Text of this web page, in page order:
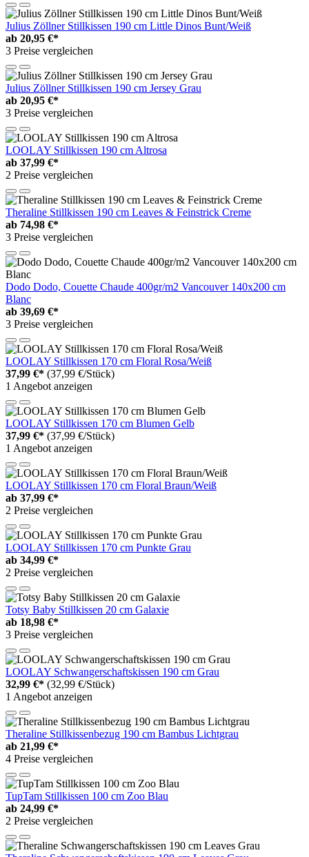
Julius Zöllner Stillkissen 190 cm Little Dinos Bunt/Weiß
ab 20,95 €*
3 Preise vergleichen
Julius Zöllner Stillkissen 190 cm Jersey Grau
ab 20,95 €*
3 Preise vergleichen
LOOLAY Stillkissen 190 cm Altrosa
ab 37,99 €*
2 Preise vergleichen
Theraline Stillkissen 190 cm Leaves & Feinstrick Creme
ab 74,98 €*
3 Preise vergleichen
Dodo Dodo, Couette Chaude 400gr/m2 Vancouver 140x200 cm
Blanc
ab 39,69 €*
3 Preise vergleichen
LOOLAY Stillkissen 170 cm Floral Rosa/Weiß
37,99 €* (37,99 €/Stück)
1 Angebot anzeigen
LOOLAY Stillkissen 170 cm Blumen Gelb
37,99 €* (37,99 €/Stück)
1 Angebot anzeigen
LOOLAY Stillkissen 170 cm Floral Braun/Weiß
ab 37,99 €*
2 Preise vergleichen
LOOLAY Stillkissen 170 cm Punkte Grau
ab 34,99 €*
2 Preise vergleichen
Totsy Baby Stillkissen 20 cm Galaxie
ab 18,98 €*
3 Preise vergleichen
LOOLAY Schwangerschaftskissen 190 cm Grau
32,99 €* (32,99 €/Stück)
1 Angebot anzeigen
Theraline Stillkissenbezug 190 cm Bambus Lichtgrau
ab 21,99 €*
4 Preise vergleichen
TupTam Stillkissen 100 cm Zoo Blau
ab 24,99 €*
2 Preise vergleichen